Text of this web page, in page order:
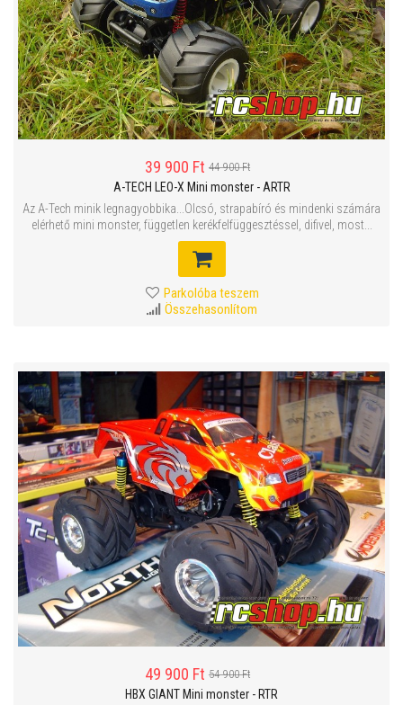
39 900 Ft 44 900 Ft
A-TECH LEO-X Mini monster - ARTR
Az A-Tech minik legnagyobbika...Olcsó, strapabíró és mindenki számára
elérhető mini monster, független kerékfelfüggesztéssel, difivel, most...
Parkolóba teszem
Összehasonlítom
49 900 Ft 54 900 Ft
HBX GIANT Mini monster - RTR